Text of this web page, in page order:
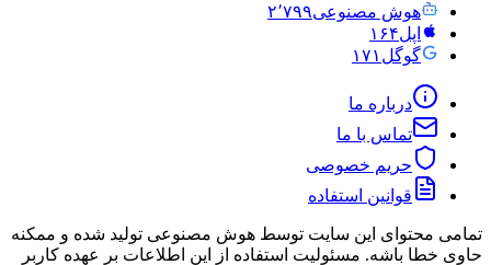
هوش مصنوعی۲٬۷۹۹
اپل۱۶۴
گوگل ۱۷۱
درباره ما
تماس با ما
حریم خصوصی
قوانین استفاده
تمامی محتوای این سایت توسط هوش مصنوعی تولید شده و ممکنه
حاوی خطا باشه. مسئولیت استفاده از این اطلاعات بر عهده کاربر